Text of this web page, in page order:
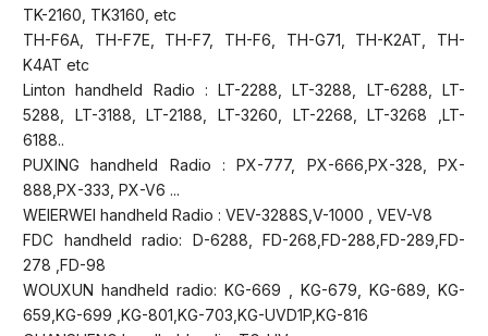
TK-2160, TK3160, etc
TH-F6A, TH-F7E, TH-F7, TH-F6, TH-G71, TH-K2AT, TH-
K4AT etc
Linton handheld Radio : LT-2288, LT-3288, LT-6288, LT-
5288, LT-3188, LT-2188, LT-3260, LT-2268, LT-3268 ,LT-
6188..
PUXING handheld Radio : PX-777, PX-666,PX-328, PX-
888,PX-333, PX-V6 ...
WEIERWEI handheld Radio : VEV-3288S,V-1000 , VEV-V8
FDC handheld radio: D-6288, FD-268,FD-288,FD-289,FD-
278 ,FD-98
WOUXUN handheld radio: KG-669 , KG-679, KG-689, KG-
659,KG-699 ,KG-801,KG-703,KG-UVD1P,KG-816